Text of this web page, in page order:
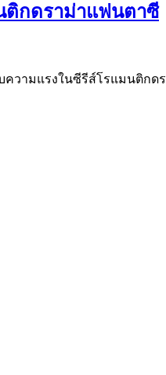
ติกดราม่าแฟนตาซี
บความแรงในซีรีส์โรแมนติก